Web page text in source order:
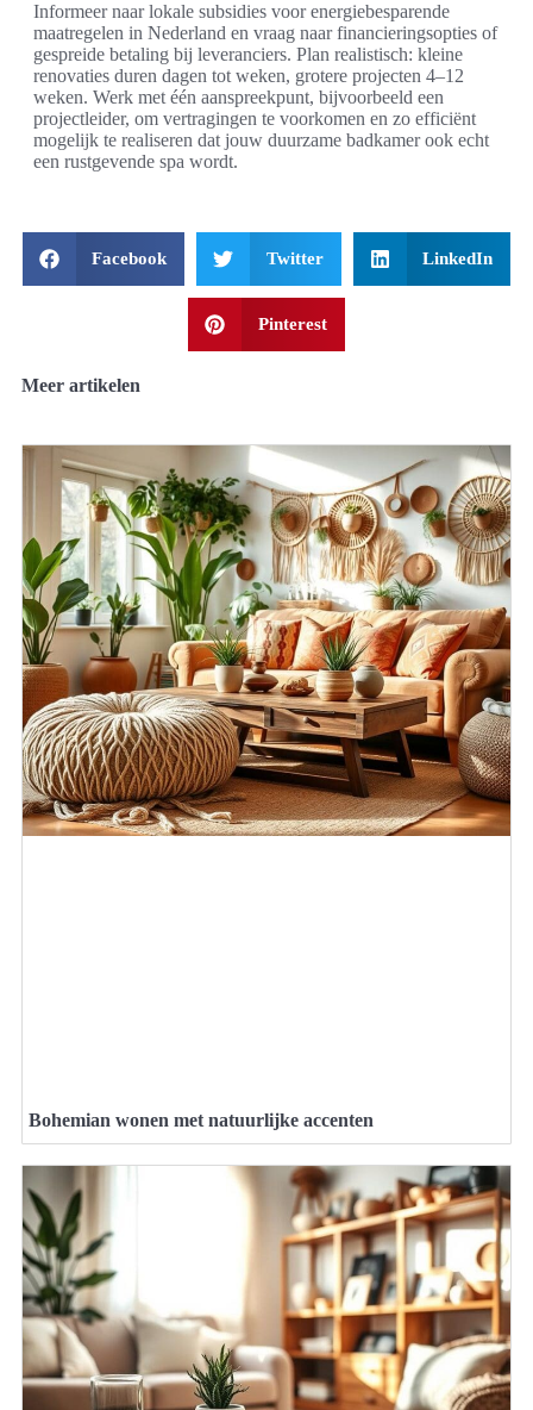
Informeer naar lokale subsidies voor energiebesparende
maatregelen in Nederland en vraag naar financieringsopties of
gespreide betaling bij leveranciers. Plan realistisch: kleine
renovaties duren dagen tot weken, grotere projecten 4–12
weken. Werk met één aanspreekpunt, bijvoorbeeld een
projectleider, om vertragingen te voorkomen en zo efficiënt
mogelijk te realiseren dat jouw duurzame badkamer ook echt
een rustgevende spa wordt.
Facebook Twitter LinkedIn
Pinterest
Meer artikelen
Bohemian wonen met natuurlijke accenten